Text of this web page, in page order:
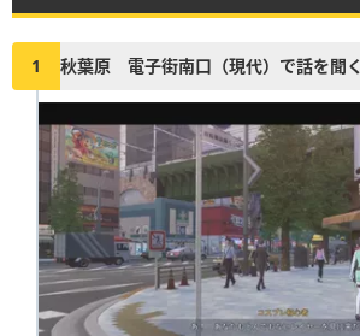
1 秋葉原 電子街南口（現代）で話を聞く